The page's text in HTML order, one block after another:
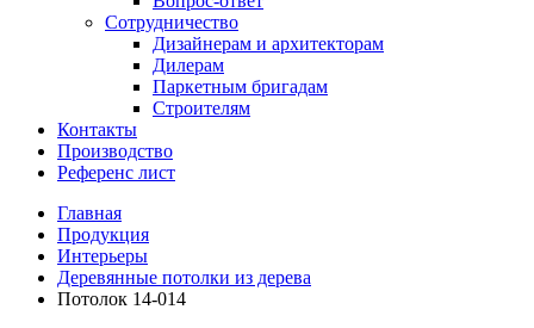
Сотрудничество
Дизайнерам и архитекторам
Дилерам
Паркетным бригадам
Строителям
Контакты
Производство
Референс лист
Главная
Продукция
Интерьеры
Деревянные потолки из дерева
Потолок 14-014